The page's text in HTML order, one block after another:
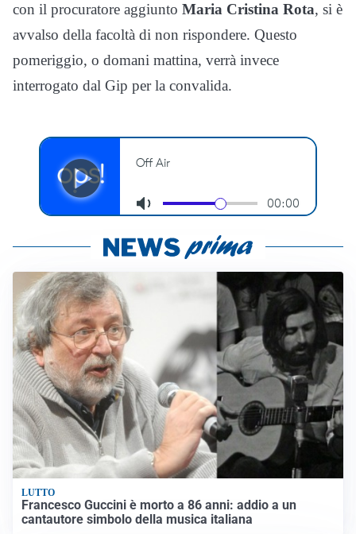
con il procuratore aggiunto Maria Cristina Rota, si è
avvalso della facoltà di non rispondere. Questo
pomeriggio, o domani mattina, verrà invece
interrogato dal Gip per la convalida.
LUTTO
Francesco Guccini è morto a 86 anni: addio a un
cantautore simbolo della musica italiana